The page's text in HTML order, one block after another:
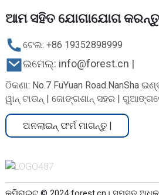
ଆମ ସହିତ ଯୋଗାଯୋଗ
ଟେଲ: +86 19352898999
ଇମେଲ୍: info@forest.cn |
ଠିକଣା: No.7 FuYuan
ୱାନ୍ ଟାଉନ୍ | ଜୋଙ୍ଗଶାନ୍ ସହର |
ଅନଲାଇନ୍ ଫର୍ମ ମାଗନ୍ତୁ |